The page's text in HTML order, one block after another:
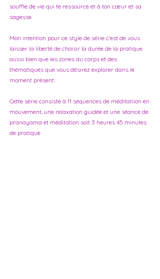
souffle de vie qui te ressource et à ton cœur et sa
sagesse.
Mon intention pour ce style de série c'est de vous
laisser la liberté de choisir la durée de la pratique
aussi bien que les zones du corps et des
thématiques que vous désirez explorer dans le
moment présent.
Cette série consiste à 11 séquences de méditatiion en
mouvement, une relaxation guidée et une séance de
pranayama et méditation soit 3 heures 45 minutes
de pratique